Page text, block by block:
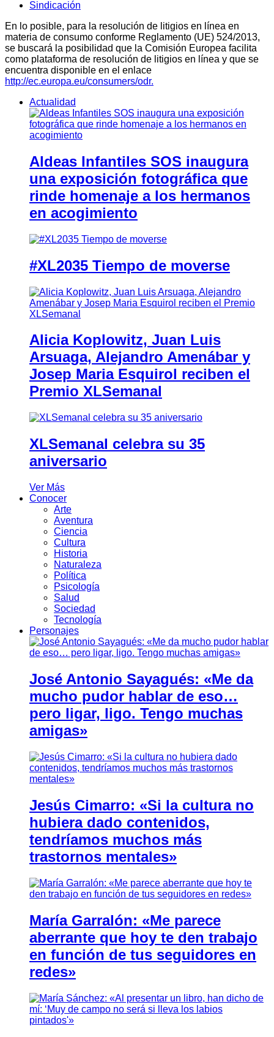
Sindicación
En lo posible, para la resolución de litigios en línea en
materia de consumo conforme Reglamento (UE) 524/2013,
se buscará la posibilidad que la Comisión Europea facilita
como plataforma de resolución de litigios en línea y que se
encuentra disponible en el enlace
http://ec.europa.eu/consumers/odr.
Actualidad
Aldeas Infantiles SOS inaugura
una exposición fotográfica que
rinde homenaje a los hermanos
en acogimiento
#XL2035 Tiempo de moverse
Alicia Koplowitz, Juan Luis
Arsuaga, Alejandro Amenábar y
Josep Maria Esquirol reciben el
Premio XLSemanal
XLSemanal celebra su 35
aniversario
Ver Más
Conocer
Arte
Aventura
Ciencia
Cultura
Historia
Naturaleza
Política
Psicología
Salud
Sociedad
Tecnología
Personajes
José Antonio Sayagués: «Me da
mucho pudor hablar de eso…
pero ligar, ligo. Tengo muchas
amigas»
Jesús Cimarro: «Si la cultura no
hubiera dado contenidos,
tendríamos muchos más
trastornos mentales»
María Garralón: «Me parece
aberrante que hoy te den trabajo
en función de tus seguidores en
redes»